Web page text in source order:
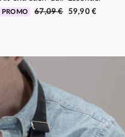
PROMO 67,09 € 59,90 €